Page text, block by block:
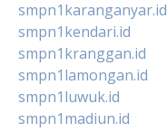
smpn1karanganyar.id
smpn1kendari.id
smpn1kranggan.id
smpn1lamongan.id
smpn1luwuk.id
smpn1madiun.id